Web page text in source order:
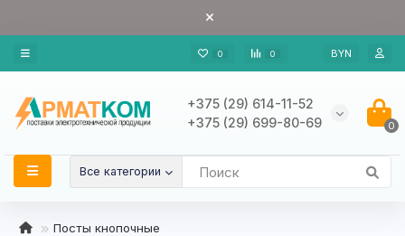
0 0 BYN
+375 (29) 614-11-52
+375 (29) 699-80-69
0
Все категории
Посты кнопочные